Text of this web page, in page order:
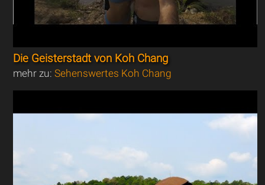
Die Geisterstadt von Koh Chang
mehr zu:Sehenswertes Koh Chang